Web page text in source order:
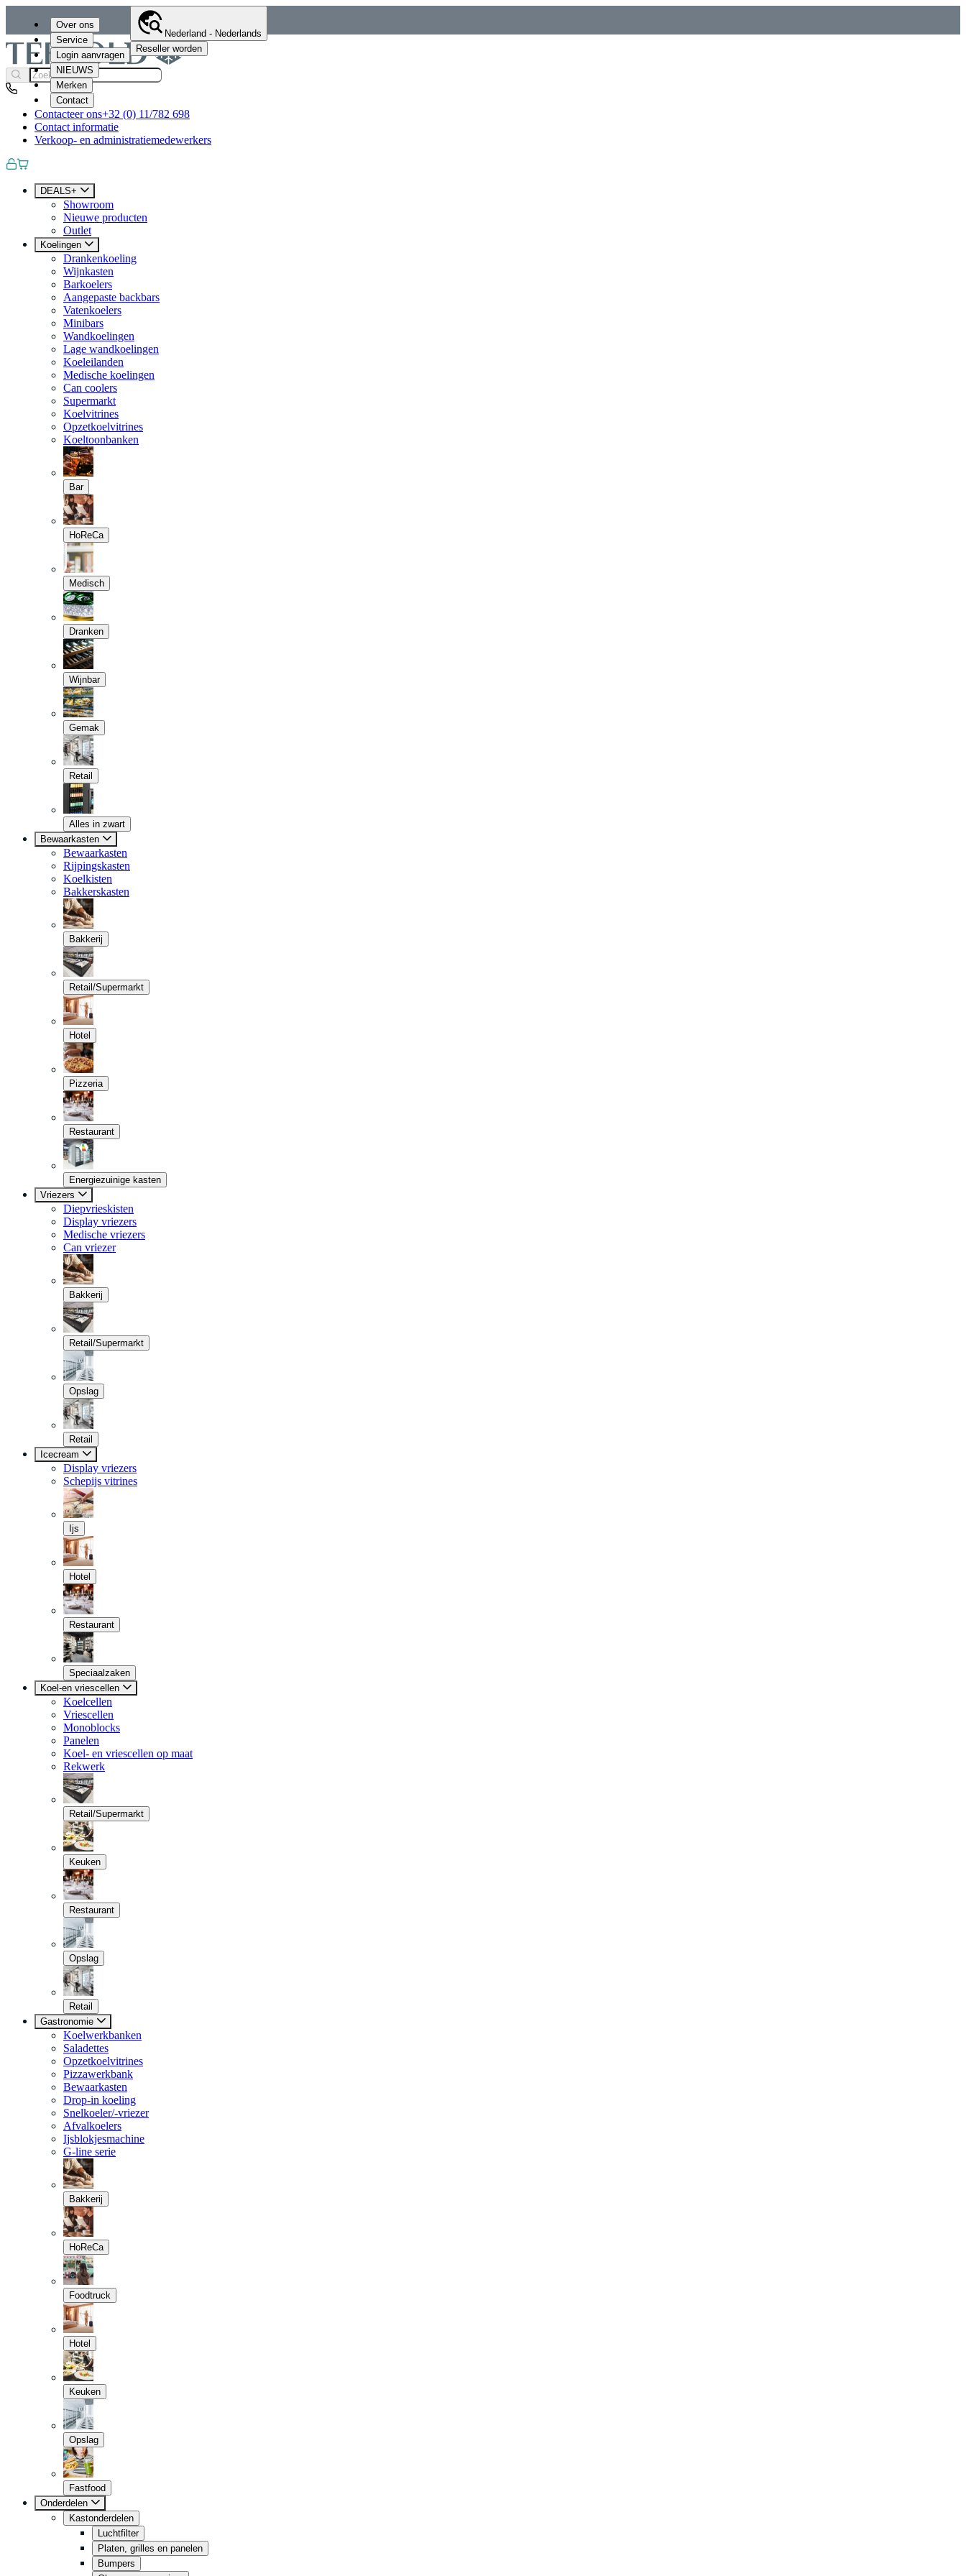
Over ons
Service
Login aanvragen
NIEUWS
Merken
Contact
Nederland - Nederlands
Reseller worden
Contacteer ons+32 (0) 11/782 698
Contact informatie
Verkoop- en administratiemedewerkers
DEALS+
Showroom
Nieuwe producten
Outlet
Koelingen
Drankenkoeling
Wijnkasten
Barkoelers
Aangepaste backbars
Vatenkoelers
Minibars
Wandkoelingen
Lage wandkoelingen
Koeleilanden
Medische koelingen
Can coolers
Supermarkt
Koelvitrines
Opzetkoelvitrines
Koeltoonbanken
Bar
HoReCa
Medisch
Dranken
Wijnbar
Gemak
Retail
Alles in zwart
Bewaarkasten
Bewaarkasten
Rijpingskasten
Koelkisten
Bakkerskasten
Bakkerij
Retail/Supermarkt
Hotel
Pizzeria
Restaurant
Energiezuinige kasten
Vriezers
Diepvrieskisten
Display vriezers
Medische vriezers
Can vriezer
Bakkerij
Retail/Supermarkt
Opslag
Retail
Icecream
Display vriezers
Schepijs vitrines
Ijs
Hotel
Restaurant
Speciaalzaken
Koel-en vriescellen
Koelcellen
Vriescellen
Monoblocks
Panelen
Koel- en vriescellen op maat
Rekwerk
Retail/Supermarkt
Keuken
Restaurant
Opslag
Retail
Gastronomie
Koelwerkbanken
Saladettes
Opzetkoelvitrines
Pizzawerkbank
Bewaarkasten
Drop-in koeling
Snelkoeler/-vriezer
Afvalkoelers
Ijsblokjesmachine
G-line serie
Bakkerij
HoReCa
Foodtruck
Hotel
Keuken
Opslag
Fastfood
Onderdelen
Kastonderdelen
Luchtfilter
Platen, grilles en panelen
Bumpers